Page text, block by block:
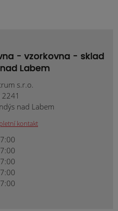
- vzorkovna - sklad
Labem
s.r.o.
nad Labem
kontakt